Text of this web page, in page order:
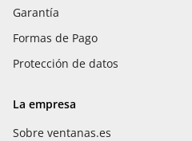
Garantía
Formas de Pago
Protección de datos
La empresa
Sobre ventanas.es